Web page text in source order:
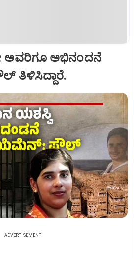
ಅವರಿಗೂ ಅಭಿನಂದನೆ
ತಿಳಿಸಿದ್ದಾರೆ.
ADVERTISEMENT